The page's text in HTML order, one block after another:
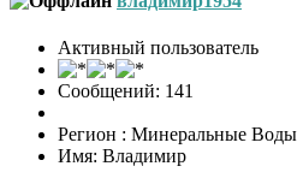
Активный пользователь
Сообщений: 141
Регион : Минеральные Воды
Имя: Владимир